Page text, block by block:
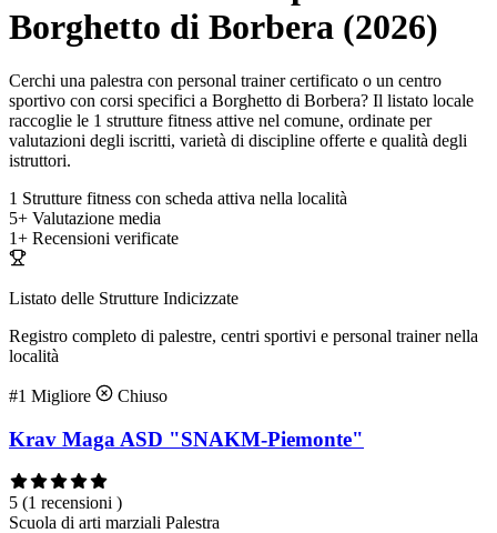
Borghetto di Borbera (2026)
Cerchi una palestra con personal trainer certificato o un centro
sportivo con corsi specifici a Borghetto di Borbera? Il listato locale
raccoglie le 1 strutture fitness attive nel comune, ordinate per
valutazioni degli iscritti, varietà di discipline offerte e qualità degli
istruttori.
1 Strutture fitness con scheda attiva nella località
5+ Valutazione media
1+ Recensioni verificate
Listato delle Strutture Indicizzate
Registro completo di palestre, centri sportivi e personal trainer nella
località
#1 Migliore Chiuso
Krav Maga ASD "SNAKM-Piemonte"
5 (1 recensioni )
Scuola di arti marziali Palestra